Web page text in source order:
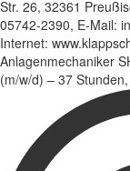
Str. 26, 32361
05742-2390, E-Mail:
Internet:
Anlagenmechaniker
(m/w/d) – 37